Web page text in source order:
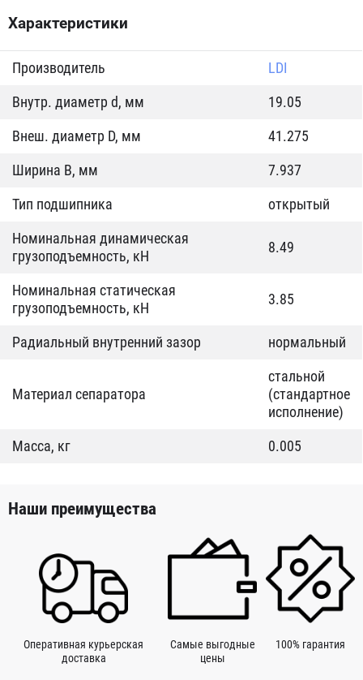
Характеристики
Производитель
LDI
Внутр. диаметр d, мм
19.05
Внеш. диаметр D, мм
41.275
Ширина B, мм
7.937
Тип подшипника
открытый
Номинальная динамическая
грузоподъемность, кН
8.49
Номинальная статическая
грузоподъемность, кН
3.85
Радиальный внутренний зазор нормальный
Материал сепаратора
стальной
(стандартное
исполнение)
Масса, кг
0.005
Наши преимущества
Оперативная курьерская
доставка
Самые выгодные
цены
100% гарантия